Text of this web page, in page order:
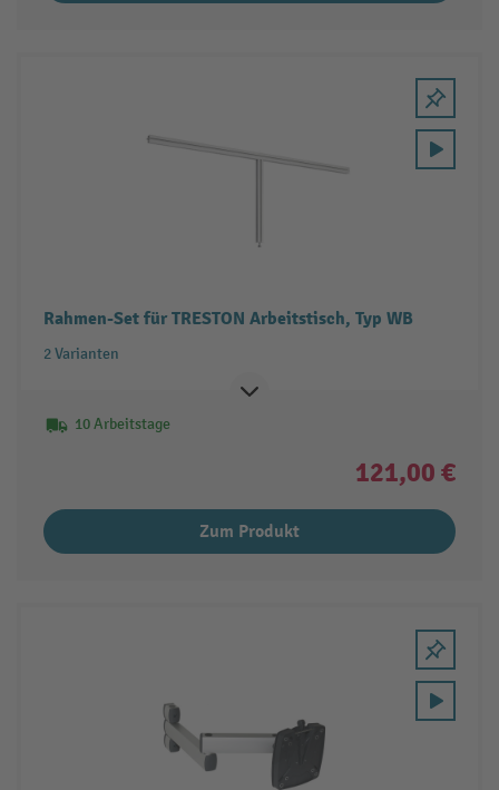
Rahmen-Set für TRESTON Arbeitstisch, Typ WB
2 Varianten
10 Arbeitstage
121,00 €
Zum Produkt